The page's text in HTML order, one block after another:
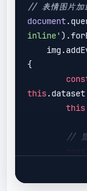
        }
    }
// 表情图片加
document
inline'
{
this
this
// 显
const